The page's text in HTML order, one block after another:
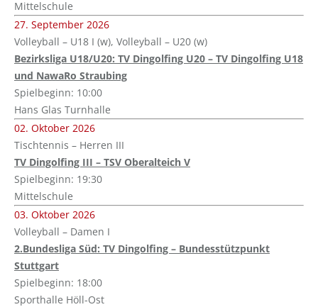
Mittelschule
27. September 2026
Volleyball – U18 I (w), Volleyball – U20 (w)
Bezirksliga U18/U20: TV Dingolfing U20 – TV Dingolfing U18
und NawaRo Straubing
Spielbeginn: 10:00
Hans Glas Turnhalle
02. Oktober 2026
Tischtennis – Herren III
TV Dingolfing III – TSV Oberalteich V
Spielbeginn: 19:30
Mittelschule
03. Oktober 2026
Volleyball – Damen I
2.Bundesliga Süd: TV Dingolfing – Bundesstützpunkt
Stuttgart
Spielbeginn: 18:00
Sporthalle Höll-Ost